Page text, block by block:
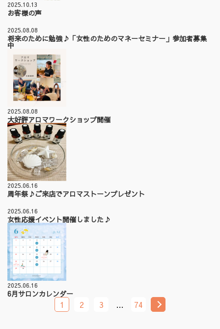
2025.10.13
お客様の声
2025.08.08
将来のために勉強♪「女性のためのマネーセミナー」参加者募集
中
2025.08.08
大好評アロマワークショップ開催
2025.06.16
周年祭♪ご来店でアロマストーンプレゼント
2025.06.16
女性応援イベント開催しました♪
2025.06.16
6月サロンカレンダー
1 2 3 … 74